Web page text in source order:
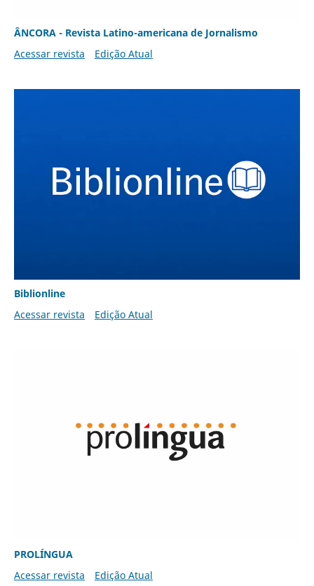
ÂNCORA - Revista Latino-americana de Jornalismo
Acessar revista
Edição Atual
Biblionline
Acessar revista
Edição Atual
PROLÍNGUA
Acessar revista
Edição Atual